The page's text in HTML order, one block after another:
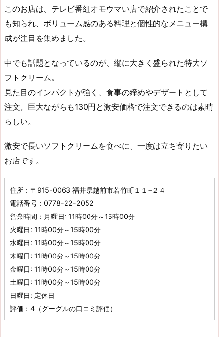
このお店は、テレビ番組オモウマい店で紹介されたことで
も知られ、ボリューム感のある料理と個性的なメニュー構
成が注目を集めました。
中でも話題となっているのが、縦に大きく盛られた特大ソ
フトクリーム。
見た目のインパクトが強く、食事の締めやデザートとして
注文。巨大ながらも130円と激安価格で注文できるのは素晴
らしい。
激安で長いソフトクリームを食べに、一度は立ち寄りたい
お店です。
住所：〒915-0063 福井県越前市若竹町１１−２４
電話番号：0778-22-2052
営業時間：月曜日: 11時00分～15時00分
火曜日: 11時00分～15時00分
水曜日: 11時00分～15時00分
木曜日: 11時00分～15時00分
金曜日: 11時00分～15時00分
土曜日: 11時00分～15時00分
日曜日: 定休日
評価：4（グーグルの口コミ評価）